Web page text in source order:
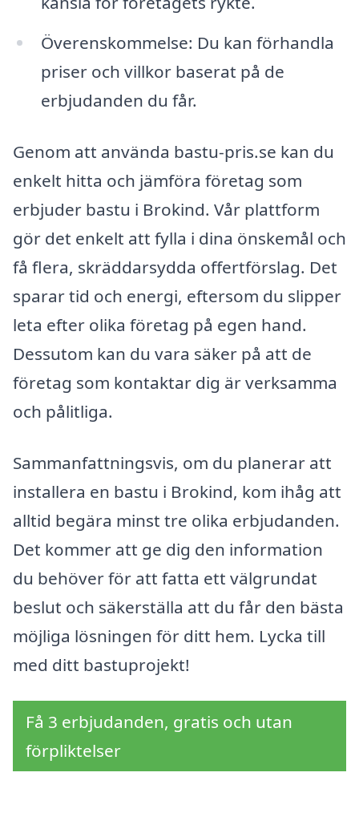
Överenskommelse: Du kan förhandla
priser och villkor baserat på de
erbjudanden du får.
Genom att använda bastu-pris.se kan du
enkelt hitta och jämföra företag som
erbjuder bastu i Brokind. Vår plattform
gör det enkelt att fylla i dina önskemål och
få flera, skräddarsydda offertförslag. Det
sparar tid och energi, eftersom du slipper
leta efter olika företag på egen hand.
Dessutom kan du vara säker på att de
företag som kontaktar dig är verksamma
och pålitliga.
Sammanfattningsvis, om du planerar att
installera en bastu i Brokind, kom ihåg att
alltid begära minst tre olika erbjudanden.
Det kommer att ge dig den information
du behöver för att fatta ett välgrundat
beslut och säkerställa att du får den bästa
möjliga lösningen för ditt hem. Lycka till
med ditt bastuprojekt!
Få 3 erbjudanden, gratis och utan
förpliktelser